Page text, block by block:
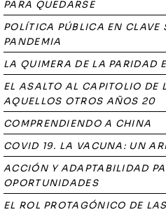
PARA QUEDARSE
POLÍTICA PÚBLICA EN CLAVE
PANDEMIA
LA QUIMERA DE LA PARIDAD
EL ASALTO AL CAPITOLIO DE
AQUELLOS OTROS AÑOS 20
COMPRENDIENDO A CHINA
COVID 19. LA VACUNA: UN
ACCIÓN Y ADAPTABILIDAD
OPORTUNIDADES
EL ROL PROTAGÓNICO DE